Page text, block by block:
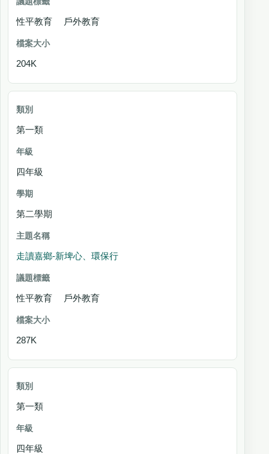
性平教育 戶外教育
204K
第一類
四年級
第二學期
走讀嘉鄉-新埤心、環保行
性平教育 戶外教育
287K
第一類
四年級